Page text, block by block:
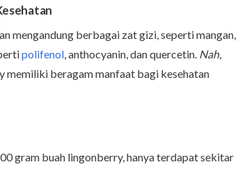
mengandung berbagai zat gizi, seperti mangan,
polifenol, anthocyanin, dan quercetin. Nah,
memiliki beragam manfaat bagi kesehatan
gram buah lingonberry, hanya terdapat sekitar